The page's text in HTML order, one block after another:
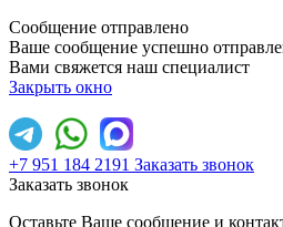
Сообщение отправлено
Ваше сообщение успешно
Вами свяжется наш специалист
Закрыть окно
+7 951 184 2191 Заказать звонок
Заказать звонок
Оставьте Ваше сообщение и